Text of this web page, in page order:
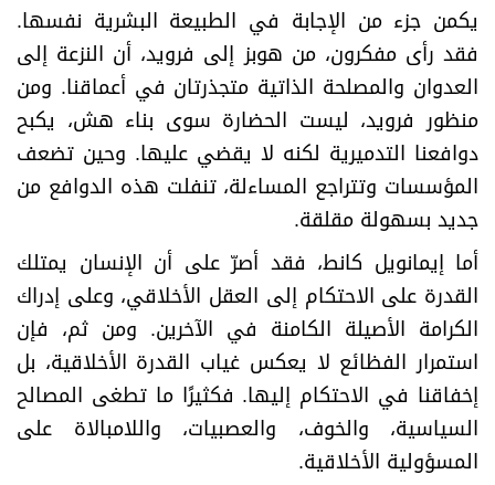
يكمن جزء من الإجابة في الطبيعة البشرية نفسها.
فقد رأى مفكرون، من هوبز إلى فرويد، أن النزعة إلى
العدوان والمصلحة الذاتية متجذرتان في أعماقنا. ومن
منظور فرويد، ليست الحضارة سوى بناء هش، يكبح
دوافعنا التدميرية لكنه لا يقضي عليها. وحين تضعف
المؤسسات وتتراجع المساءلة، تنفلت هذه الدوافع من
جديد بسهولة مقلقة.
أما إيمانويل كانط، فقد أصرّ على أن الإنسان يمتلك
القدرة على الاحتكام إلى العقل الأخلاقي، وعلى إدراك
الكرامة الأصيلة الكامنة في الآخرين. ومن ثم، فإن
استمرار الفظائع لا يعكس غياب القدرة الأخلاقية، بل
إخفاقنا في الاحتكام إليها. فكثيرًا ما تطغى المصالح
السياسية، والخوف، والعصبيات، واللامبالاة على
المسؤولية الأخلاقية.